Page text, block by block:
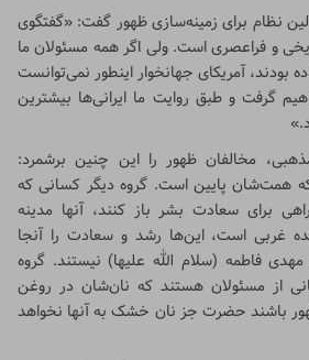
نظام برای زمینه‌سازی ظهور گفت: «گفتگوی
و فراعصری است. ولی اگر همه مسئولان ما
بودند، آمریکای جهانخوار اینطور نمی‌توانست
گرفت و طبق روایت ما ایرانی‌ها بیشترین
مخالفان ظهور را این چنین برشمرد:
همت‌شان پایین است. گروه دیگر کسانی که
برای سعادت بشر باز کنند، آنها مدینه
غربی است، این‌ها رشد و سعادت را آنجا
فاطمه (سلام الله علیها) نیستند. گروه
از مسئولان هستند که نان‌شان در روغن
باشند حضرت جز نان خشک به آنها نخواهد